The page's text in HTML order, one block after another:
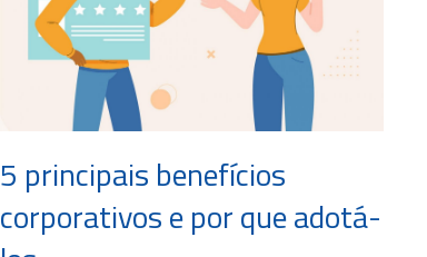
5 principais benefícios
corporativos e por que adotá-